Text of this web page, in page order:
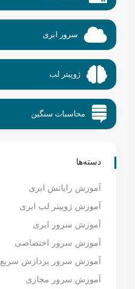
سرور ابری
ژوپیتر لب
محاسبات سنگین
دسته‌ها
آموزش رایانش ابری
آموزش ژوپیتر لب ابری
آموزش سرور ابری
آموزش سرور اختصاصی
آموزش سرور پردازش سریع
آموزش سرور مجازی